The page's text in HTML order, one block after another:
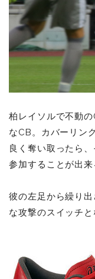
柏レイソルで不動
なCB。カバーリン
良く奪い取ったら
参加することが出来
彼の左足から繰り
な攻撃のスイッチと